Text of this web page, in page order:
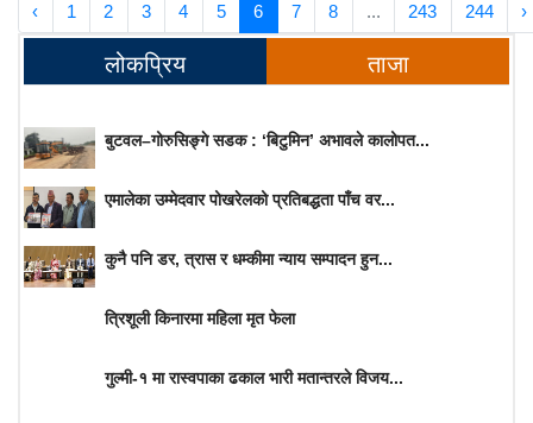
‹ 1 2 3 4 5 6 7 8 ... 243 244 ›
लोकप्रिय ताजा
बुटवल–गोरुसिङ्गे सडक : ‘बिटुमिन’ अभावले कालोपत...
एमालेका उम्मेदवार पोखरेलको प्रतिबद्धता पाँच वर...
कुनै पनि डर, त्रास र धम्कीमा न्याय सम्पादन हुन...
त्रिशूली किनारमा महिला मृत फेला
गुल्मी-१ मा रास्वपाका ढकाल भारी मतान्तरले विजय...